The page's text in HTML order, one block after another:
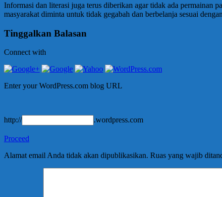
Informasi dan literasi juga terus diberikan agar tidak ada permainan
masyarakat diminta untuk tidak gegabah dan berbelanja sesuai
Tinggalkan Balasan
Connect with
Enter your WordPress.com blog URL
http:// .wordpress.com
Proceed
Alamat email Anda tidak akan dipublikasikan. Ruas yang wajib